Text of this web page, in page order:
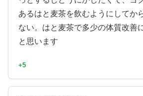
あるはと麦茶を飲むようにしてか
ない。はと麦茶で多少の体質改善
と思います
+5